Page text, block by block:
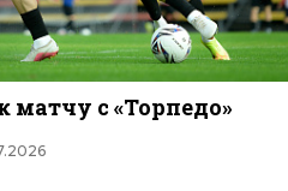
матчу с «Торпедо»